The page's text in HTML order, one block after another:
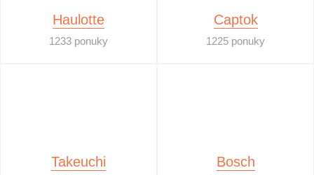
Haulotte
1233 ponuky
Captok
1225 ponuky
Takeuchi Bosch